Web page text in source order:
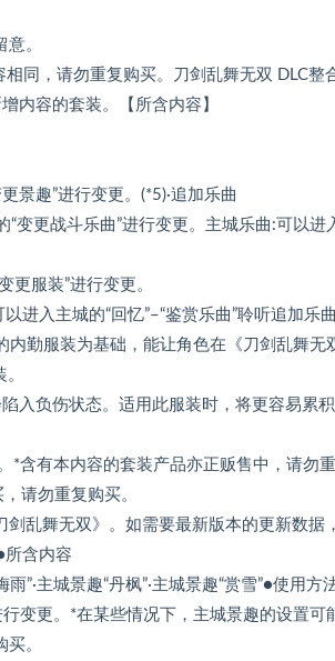
。
同，请勿重复购买。刀剑乱舞无双 DLC整
内容的套装。【所含内容】
景趣”进行变更。(*5)·追加乐曲
变更战斗乐曲”进行变更。主城乐曲:可以进
更服装”进行变更。
入主城的“回忆”–“鉴赏乐曲”聆听追加乐曲
勤服装为基础，能让角色在《刀剑乱舞无
入负伤状态。适用此服装时，将更容易累
*含有本内容的套装产品亦正贩售中，请勿重
请勿重复购买。
乱舞无双》。如需要最新版本的更新数据
所含内容
雨”·主城景趣“丹枫”·主城景趣“赏雪”●使用方
行变更。*在某些情况下，主城景趣的设置可
。